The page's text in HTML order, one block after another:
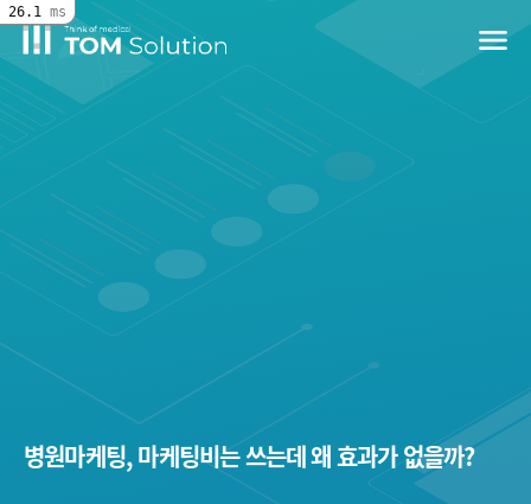
menu
병원마케팅, 마케팅비는 쓰는데 왜 효과가 없을까?
26.1 ms